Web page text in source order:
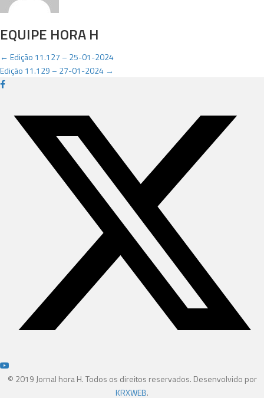
EQUIPE HORA H
POSTS
NAVIGATION
← Edição 11.127 – 25-01-2024
Edição 11.129 – 27-01-2024 →
© 2019 Jornal hora H. Todos os direitos reservados. Desenvolvido por
KRXWEB.